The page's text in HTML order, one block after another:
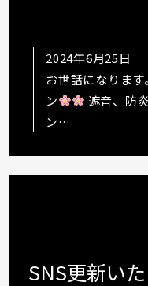
2024年6月25日
お世話になりま
ン
遮音、防
ン
SNS更新いた